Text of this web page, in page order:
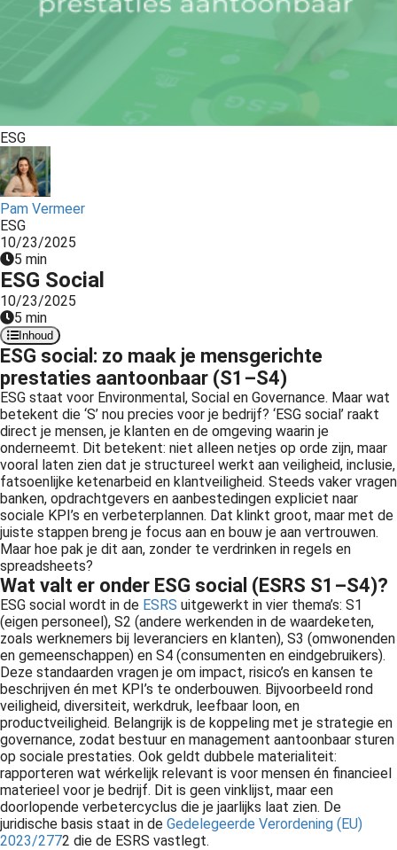
ESG
Pam Vermeer
ESG
10/23/2025
5 min
ESG Social
10/23/2025
5 min
Inhoud
ESG social: zo maak je mensgerichte
prestaties aantoonbaar (S1–S4)
ESG staat voor Environmental, Social en Governance. Maar wat
betekent die ‘S’ nou precies voor je bedrijf? ‘ESG social’ raakt
direct je mensen, je klanten en de omgeving waarin je
onderneemt. Dit betekent: niet alleen netjes op orde zijn, maar
vooral laten zien dat je structureel werkt aan veiligheid, inclusie,
fatsoenlijke ketenarbeid en klantveiligheid. Steeds vaker vragen
banken, opdrachtgevers en aanbestedingen expliciet naar
sociale KPI’s en verbeterplannen. Dat klinkt groot, maar met de
juiste stappen breng je focus aan en bouw je aan vertrouwen.
Maar hoe pak je dit aan, zonder te verdrinken in regels en
spreadsheets?
Wat valt er onder ESG social (ESRS S1–S4)?
ESG social wordt in de ESRS uitgewerkt in vier thema’s: S1
(eigen personeel), S2 (andere werkenden in de waardeketen,
zoals werknemers bij leveranciers en klanten), S3 (omwonenden
en gemeenschappen) en S4 (consumenten en eindgebruikers).
Deze standaarden vragen je om impact, risico’s en kansen te
beschrijven én met KPI’s te onderbouwen. Bijvoorbeeld rond
veiligheid, diversiteit, werkdruk, leefbaar loon, en
productveiligheid. Belangrijk is de koppeling met je strategie en
governance, zodat bestuur en management aantoonbaar sturen
op sociale prestaties. Ook geldt dubbele materialiteit:
rapporteren wat wérkelijk relevant is voor mensen én financieel
materieel voor je bedrijf. Dit is geen vinklijst, maar een
doorlopende verbetercyclus die je jaarlijks laat zien. De
juridische basis staat in de Gedelegeerde Verordening (EU)
2023/2772 die de ESRS vastlegt.